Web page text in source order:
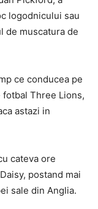
logodnicului sau
de muscatura de
ce conducea pe
fotbal Three Lions,
astazi in
cateva ore
postand mai
sale din Anglia.